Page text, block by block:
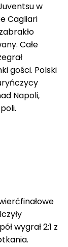
w
Cagliari
Całe
gości. Polski
Napoli,
wygrał 2:1 z